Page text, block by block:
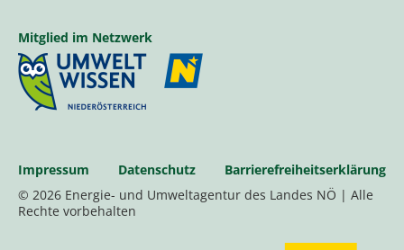
Mitglied im Netzwerk
Impressum Datenschutz
Barrierefreiheitserklärung
© 2026 Energie- und Umweltagentur des Landes NÖ | Alle
Rechte vorbehalten